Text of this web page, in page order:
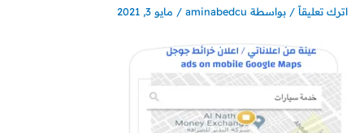
اترك تعليقاً / بواسطة aminabedcu
/ مايو 3, 2021